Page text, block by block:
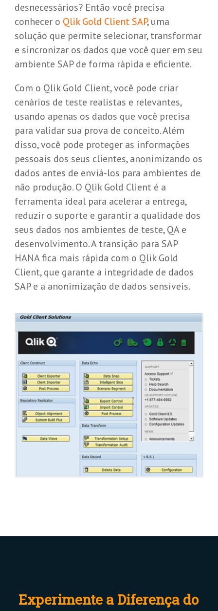
desnecessários? Então você precisa
conhecer o Qlik Gold Client SAP, uma
solução que permite selecionar, transformar
e sincronizar os dados que você quer em seu
ambiente SAP de forma rápida e eficiente.
Com o Qlik Gold Client, você pode criar
cenários de teste realistas e relevantes,
usando apenas os dados que você precisa
para validar sua prova de conceito. Além
disso, você pode proteger as informações
pessoais dos seus clientes, anonimizando os
dados antes de enviá-los para ambientes de
não produção. O Qlik Gold Client é a
ferramenta ideal para acelerar a entrega,
reduzir o suporte e garantir a qualidade dos
seus dados nos ambientes de teste, QA e
desenvolvimento. A transição para SAP
HANA fica mais rápida com o Qlik Gold
Client, que garante a integridade de dados
SAP e a anonimização de dados sensíveis.
Experimente a Diferença do